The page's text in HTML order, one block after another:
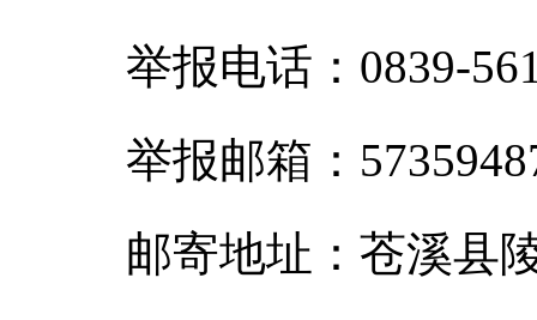
举报电话：0839-
举报邮箱：
邮寄地址：苍溪县